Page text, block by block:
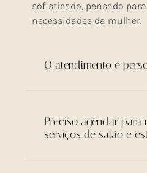
sofisticado, pensado
necessidades da mulher.
O atendimento é
Preciso agendar para
serviços de salão e